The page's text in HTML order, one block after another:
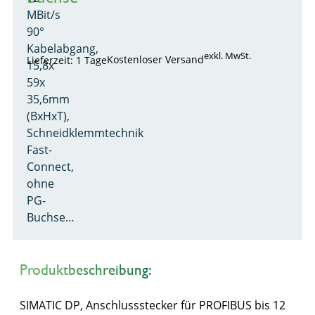
MBit/s
90°
Kabelabgang,
15,8x
59x
35,6mm
(BxHxT),
Schneidklemmtechnik
Fast-
Connect,
ohne
PG-
Buchse…
Lieferzeit: 1 TageKostenloser Versandexkl. MwSt.
Produktbeschreibung:
SIMATIC DP, Anschlussstecker für PROFIBUS bis 12